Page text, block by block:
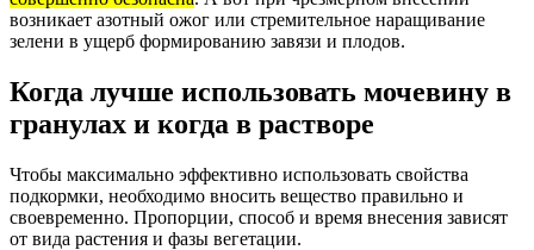
возникает азотный ожог или стремительное наращивание
зелени в ущерб формированию завязи и плодов.
Когда лучше использовать мочевину в
гранулах и когда в растворе
Чтобы максимально эффективно использовать свойства
подкормки, необходимо вносить вещество правильно и
своевременно. Пропорции, способ и время внесения зависят
от вида растения и фазы вегетации.